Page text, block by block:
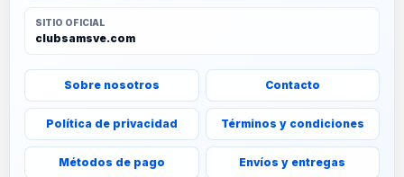
SITIO OFICIAL
clubsamsve.com
Sobre nosotros Contacto
Política de privacidad Términos y condiciones
Métodos de pago Envíos y entregas